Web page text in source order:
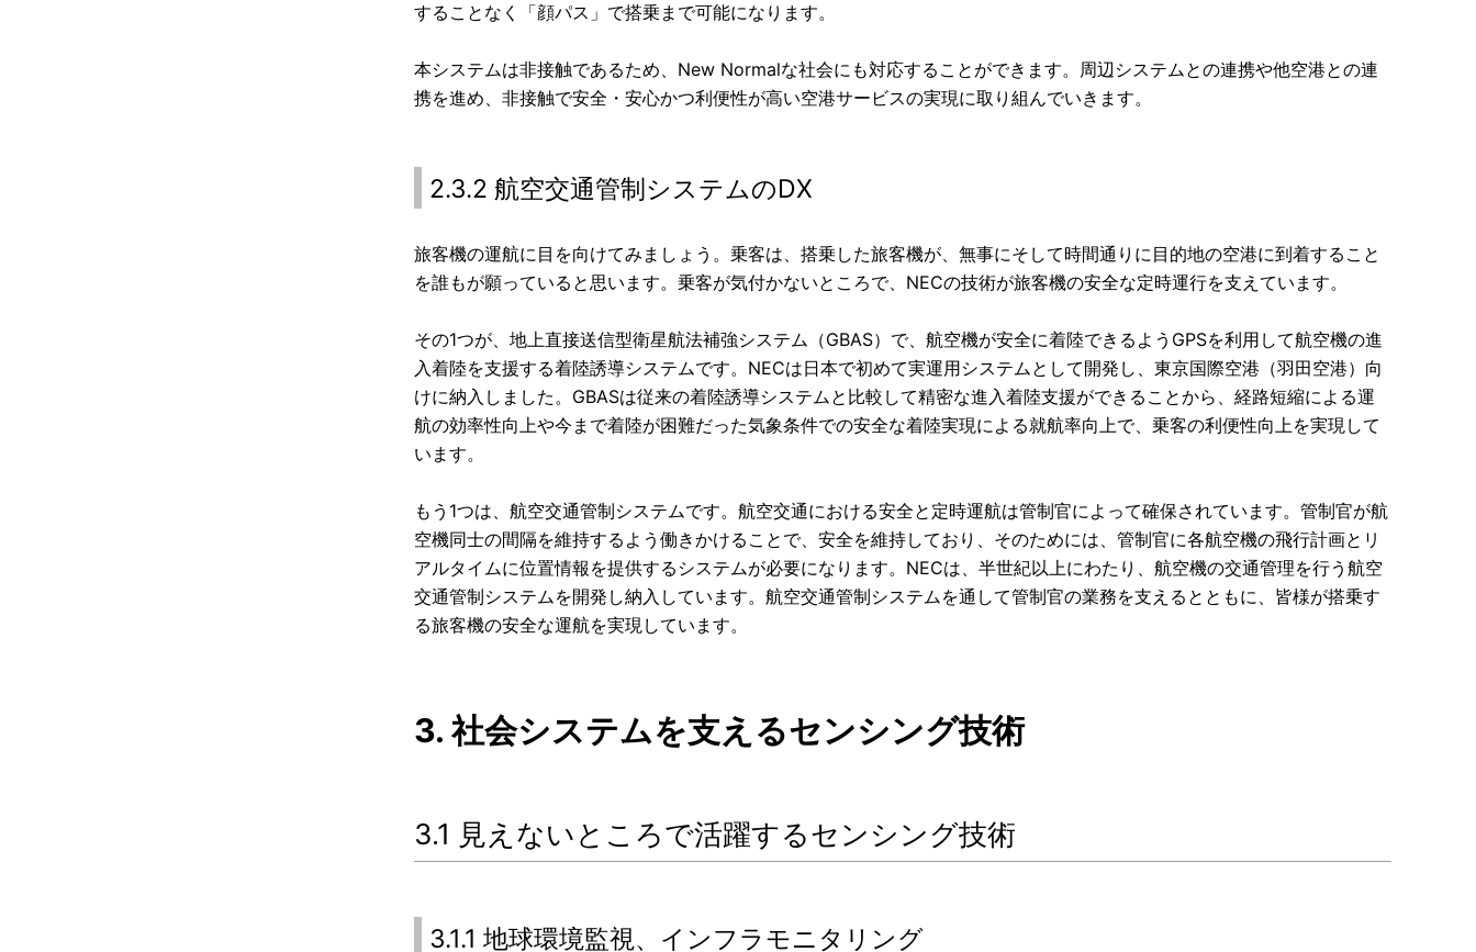
することなく「顔パス」で搭乗まで可能になります。
本システムは非接触であるため、New Normalな社会にも対応することができます。周辺システムとの連携や他空港との連
携を進め、非接触で安全・安心かつ利便性が高い空港サービスの実現に取り組んでいきます。
2.3.2 航空交通管制システムのDX
旅客機の運航に目を向けてみましょう。乗客は、搭乗した旅客機が、無事にそして時間通りに目的地の空港に到着すること
を誰もが願っていると思います。乗客が気付かないところで、NECの技術が旅客機の安全な定時運行を支えています。
その1つが、地上直接送信型衛星航法補強システム（GBAS）で、航空機が安全に着陸できるようGPSを利用して航空機の進
入着陸を支援する着陸誘導システムです。NECは日本で初めて実運用システムとして開発し、東京国際空港（羽田空港）向
けに納入しました。GBASは従来の着陸誘導システムと比較して精密な進入着陸支援ができることから、経路短縮による運
航の効率性向上や今まで着陸が困難だった気象条件での安全な着陸実現による就航率向上で、乗客の利便性向上を実現して
います。
もう1つは、航空交通管制システムです。航空交通における安全と定時運航は管制官によって確保されています。管制官が航
空機同士の間隔を維持するよう働きかけることで、安全を維持しており、そのためには、管制官に各航空機の飛行計画とリ
アルタイムに位置情報を提供するシステムが必要になります。NECは、半世紀以上にわたり、航空機の交通管理を行う航空
交通管制システムを開発し納入しています。航空交通管制システムを通して管制官の業務を支えるとともに、皆様が搭乗す
る旅客機の安全な運航を実現しています。
3. 社会システムを支えるセンシング技術
3.1 見えないところで活躍するセンシング技術
3.1.1 地球環境監視、インフラモニタリング